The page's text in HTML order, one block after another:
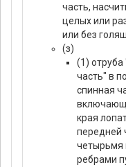
часть,
целых или
или без
(з)
(1)
часть" в
спинная
края
передней
четырьмя
ребрами